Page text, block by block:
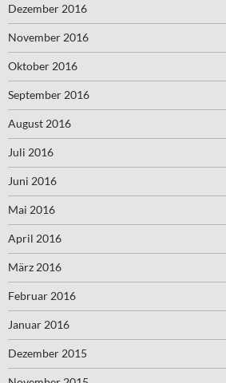
Dezember 2016
November 2016
Oktober 2016
September 2016
August 2016
Juli 2016
Juni 2016
Mai 2016
April 2016
März 2016
Februar 2016
Januar 2016
Dezember 2015